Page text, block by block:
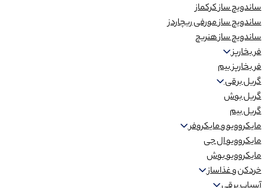
ساندویچ ساز کرکماز
ساندویچ ساز مورفی ریچاردز
ساندویچ ساز هنریچ
فر بخارپز
فر بخارپز بیم
گریل برقی
گریل بوش
گریل بیم
مایکروویو و مایکروفر
مایکروویو ال جی
مایکروویو بوش
خردکن و غذاساز